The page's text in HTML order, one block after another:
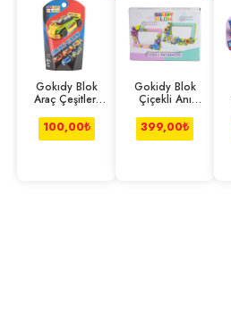
Gokıdy Blok
Araç Çeşitleri
100,00₺
Gokidy Blok
Çiçekli Anı
mavi
399,00₺